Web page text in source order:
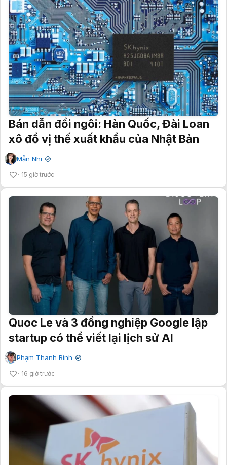
Bán dẫn đổi ngôi: Hàn Quốc, Đài Loan
xô đổ vị thế xuất khẩu của Nhật Bản
Mẫn Nhi ✔
15 giờ trước
Quoc Le và 3 đồng nghiệp Google lập
startup có thể viết lại lịch sử AI
Phạm Thanh Bình ✔
16 giờ trước